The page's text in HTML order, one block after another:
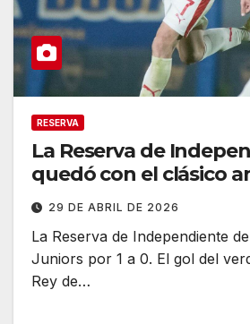
RESERVA
La Reserva de
quedó con el clásico
29 DE ABRIL DE 2026
La Reserva de Independiente
Juniors por 1 a 0. El gol del
Rey de…